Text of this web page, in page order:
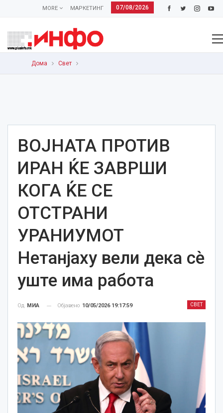
07/08/2026
МАРКЕТИНГ
MORE
Дома Свет
ВОЈНАТА ПРОТИВ
ИРАН ЌЕ ЗАВРШИ
КОГА ЌЕ СЕ
ОТСТРАНИ
УРАНИУМОТ
Нетанјаху вели дека сè
уште има работа
СВЕТ
Од МИА Објавено 10/05/2026 19:17:59